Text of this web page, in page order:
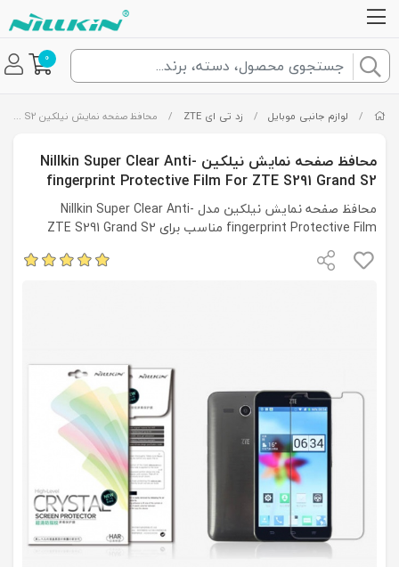
0
/ لوازم جانبی موبایل / زد تی ای ZTE / محافظ صفحه نمایش نیلکین Nillkin Super Clear Anti- fingerprint Protective Film For ZTE S291 Grand S2
محافظ صفحه نمایش نیلکین Nillkin Super Clear Anti-
fingerprint Protective Film For ZTE S291 Grand S2
محافظ صفحه نمایش نیلکین مدل Nillkin Super Clear Anti-
fingerprint Protective Film مناسب برای ZTE S291 Grand S2